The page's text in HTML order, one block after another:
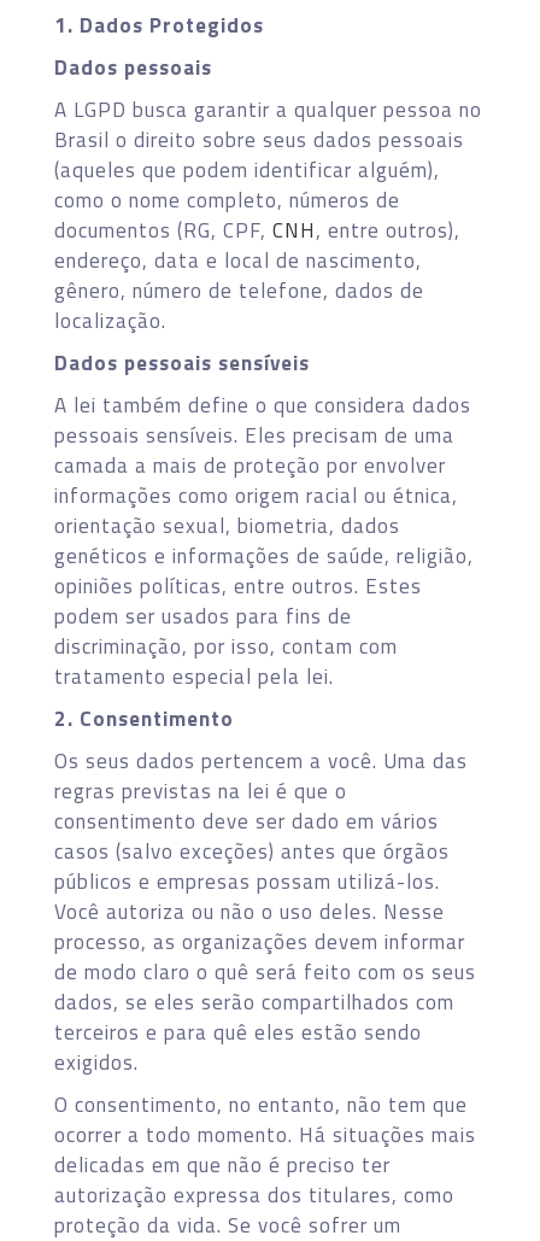
1. Dados Protegidos
Dados pessoais
A LGPD busca garantir a qualquer pessoa no
Brasil o direito sobre seus dados pessoais
(aqueles que podem identificar alguém),
como o nome completo, números de
documentos (RG, CPF, CNH, entre outros),
endereço, data e local de nascimento,
gênero, número de telefone, dados de
localização.
Dados pessoais sensíveis
A lei também define o que considera dados
pessoais sensíveis. Eles precisam de uma
camada a mais de proteção por envolver
informações como origem racial ou étnica,
orientação sexual, biometria, dados
genéticos e informações de saúde, religião,
opiniões políticas, entre outros. Estes
podem ser usados para fins de
discriminação, por isso, contam com
tratamento especial pela lei.
2. Consentimento
Os seus dados pertencem a você. Uma das
regras previstas na lei é que o
consentimento deve ser dado em vários
casos (salvo exceções) antes que órgãos
públicos e empresas possam utilizá-los.
Você autoriza ou não o uso deles. Nesse
processo, as organizações devem informar
de modo claro o quê será feito com os seus
dados, se eles serão compartilhados com
terceiros e para quê eles estão sendo
exigidos.
O consentimento, no entanto, não tem que
ocorrer a todo momento. Há situações mais
delicadas em que não é preciso ter
autorização expressa dos titulares, como
proteção da vida. Se você sofrer um